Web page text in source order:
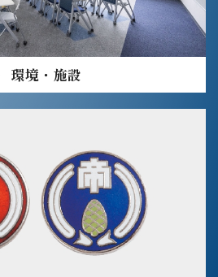
環境・施設